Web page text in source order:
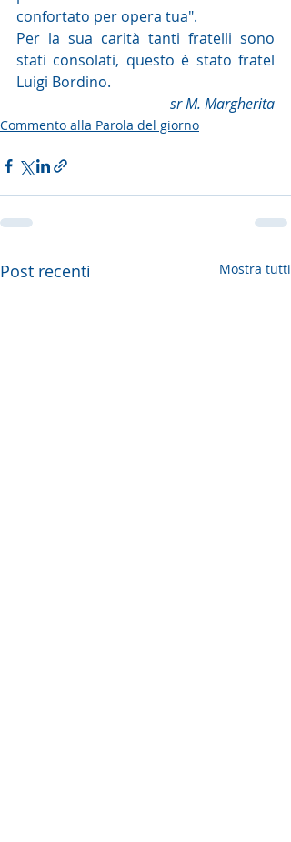
confortato per opera tua".
Per la sua carità tanti fratelli sono
stati consolati, questo è stato fratel
Luigi Bordino.
sr M. Margherita
Commento alla Parola del giorno
Post recenti Mostra tutti